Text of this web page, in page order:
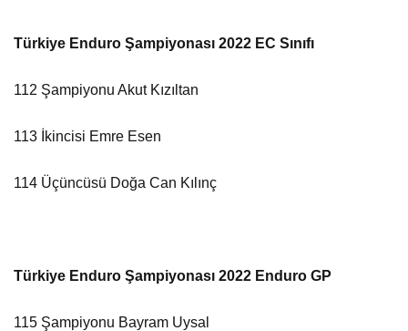
Türkiye Enduro Şampiyonası 2022 EC Sınıfı
112 Şampiyonu Akut Kızıltan
113 İkincisi Emre Esen
114 Üçüncüsü Doğa Can Kılınç
Türkiye Enduro Şampiyonası 2022 Enduro GP
115 Şampiyonu Bayram Uysal